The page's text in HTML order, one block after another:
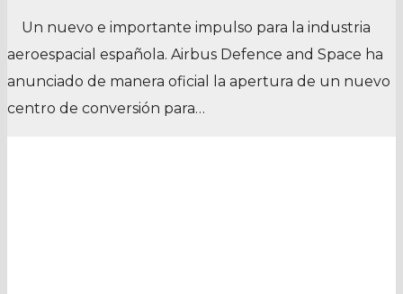
Un nuevo e importante impulso para la industria
aeroespacial española. Airbus Defence and Space ha
anunciado de manera oficial la apertura de un nuevo
centro de conversión para…